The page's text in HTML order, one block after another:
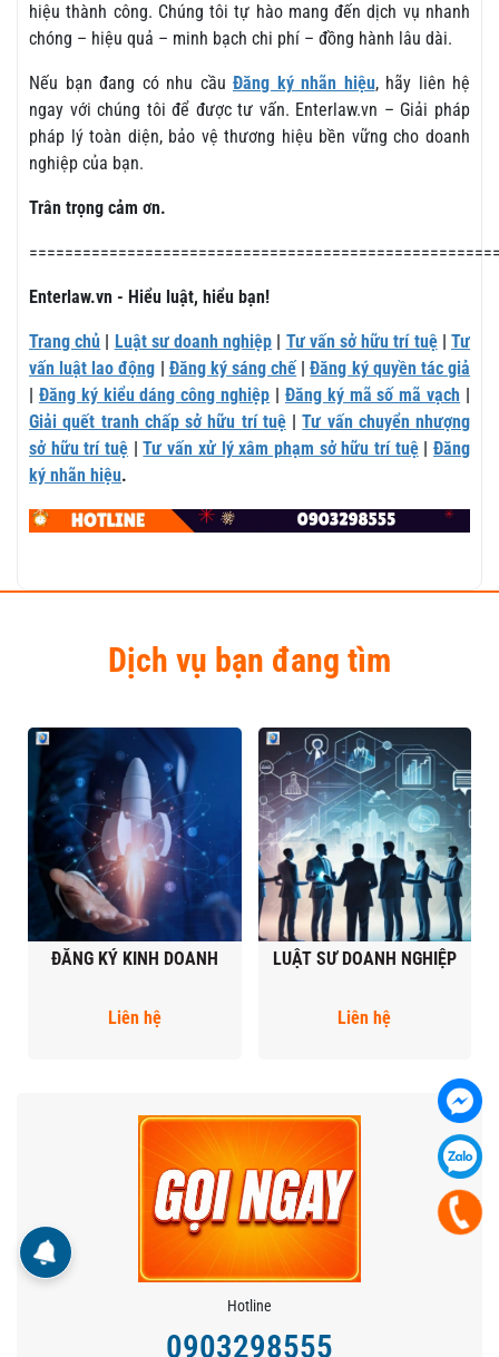
hiệu thành công. Chúng tôi tự hào mang đến dịch vụ nhanh
chóng – hiệu quả – minh bạch chi phí – đồng hành lâu dài.
Nếu bạn đang có nhu cầu Đăng ký nhãn hiệu, hãy liên hệ
ngay với chúng tôi để được tư vấn. Enterlaw.vn – Giải pháp
pháp lý toàn diện, bảo vệ thương hiệu bền vững cho doanh
nghiệp của bạn.
Trân trọng cảm ơn.
Enterlaw.vn - Hiểu luật, hiểu bạn!
Trang chủ | Luật sư doanh nghiệp | Tư vấn sở hữu trí tuệ|Tư
vấn luật lao động | Đăng ký sáng chế|Đăng ký quyền tác giả
| Đăng ký kiểu dáng công nghiệp | Đăng ký mã số mã vạch |
Giải quết tranh chấp sở hữu trí tuệ|Tư vấn chuyển nhượng
sở hữu trí tuệ |Tư vấn xử lý xâm phạm sở hữu trí tuệ| Đăng
ký nhãn hiệu.
Dịch vụ bạn đang tìm
ĐĂNG KÝ KINH DOANH
Liên hệ
LUẬT SƯ DOANH NGHIỆP
Liên hệ
Hotline
0903298555